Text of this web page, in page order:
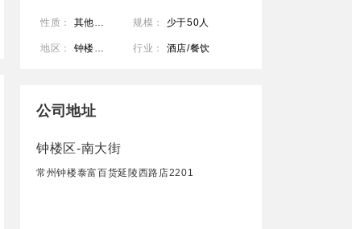
性质： 其他类型 规模： 少于50人
地区： 钟楼区-南大街 行业： 酒店/餐饮
公司地址
钟楼区-南大街
常州钟楼泰富百货延陵西路店2201